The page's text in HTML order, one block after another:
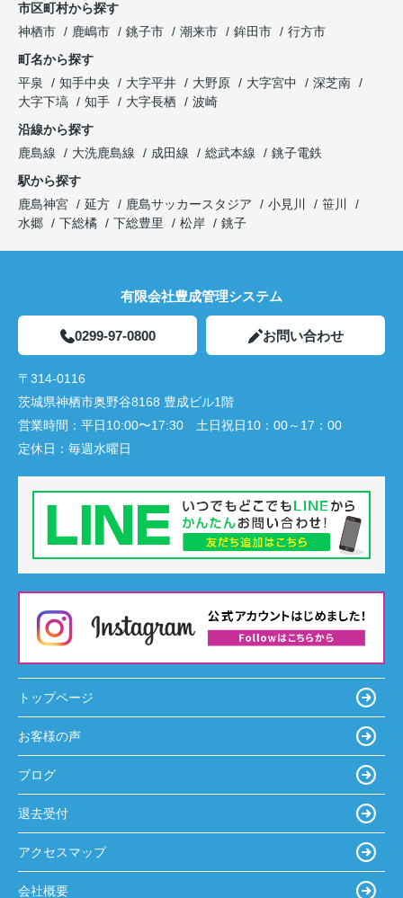
市区町村から探す
神栖市
鹿嶋市 銚子市 潮来市 鉾田市
行方市
町名から探す
平泉
知手中央 大字平井 大野原 大字宮中
深芝南
大字下塙
知手 大字長栖
波崎
沿線から探す
鹿島線
大洗鹿島線 成田線 総武本線
銚子電鉄
駅から探す
鹿島神宮
延方 鹿島サッカースタジア 小見川
笹川
水郷
下総橘 下総豊里 松岸 銚子
有限会社豊成管理システム
0299-97-0800 お問い合わせ
〒314-0116
茨城県神栖市奥野谷8168 豊成ビル1階
営業時間： 平日10:00〜17:30 土日祝日10：00～17：00
定休日： 毎週水曜日
トップページ
お客様の声
ブログ
退去受付
アクセスマップ
会社概要